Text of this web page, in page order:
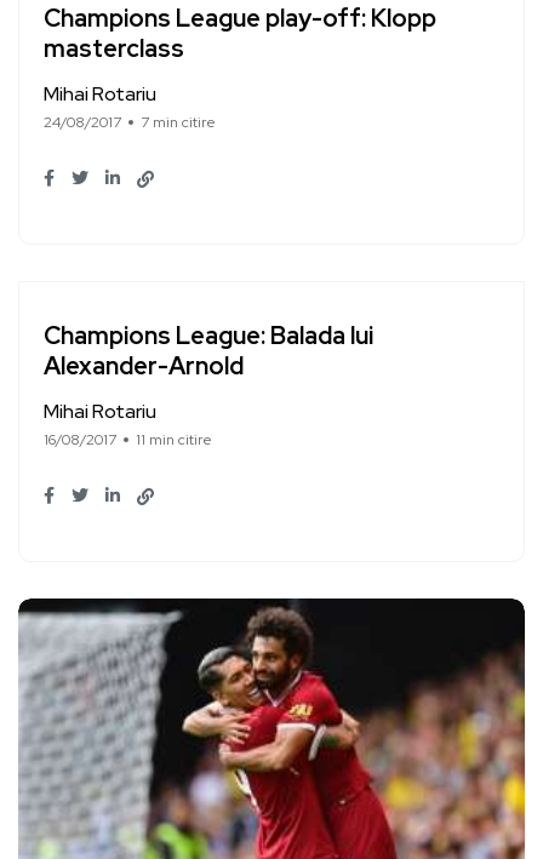
Champions League play-off: Klopp
masterclass
Mihai Rotariu
24/08/2017 7 min citire
Champions League: Balada lui
Alexander-Arnold
Mihai Rotariu
16/08/2017 11 min citire